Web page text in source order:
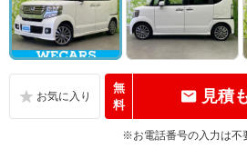
無
料
見積
※お電話番号の入力は不